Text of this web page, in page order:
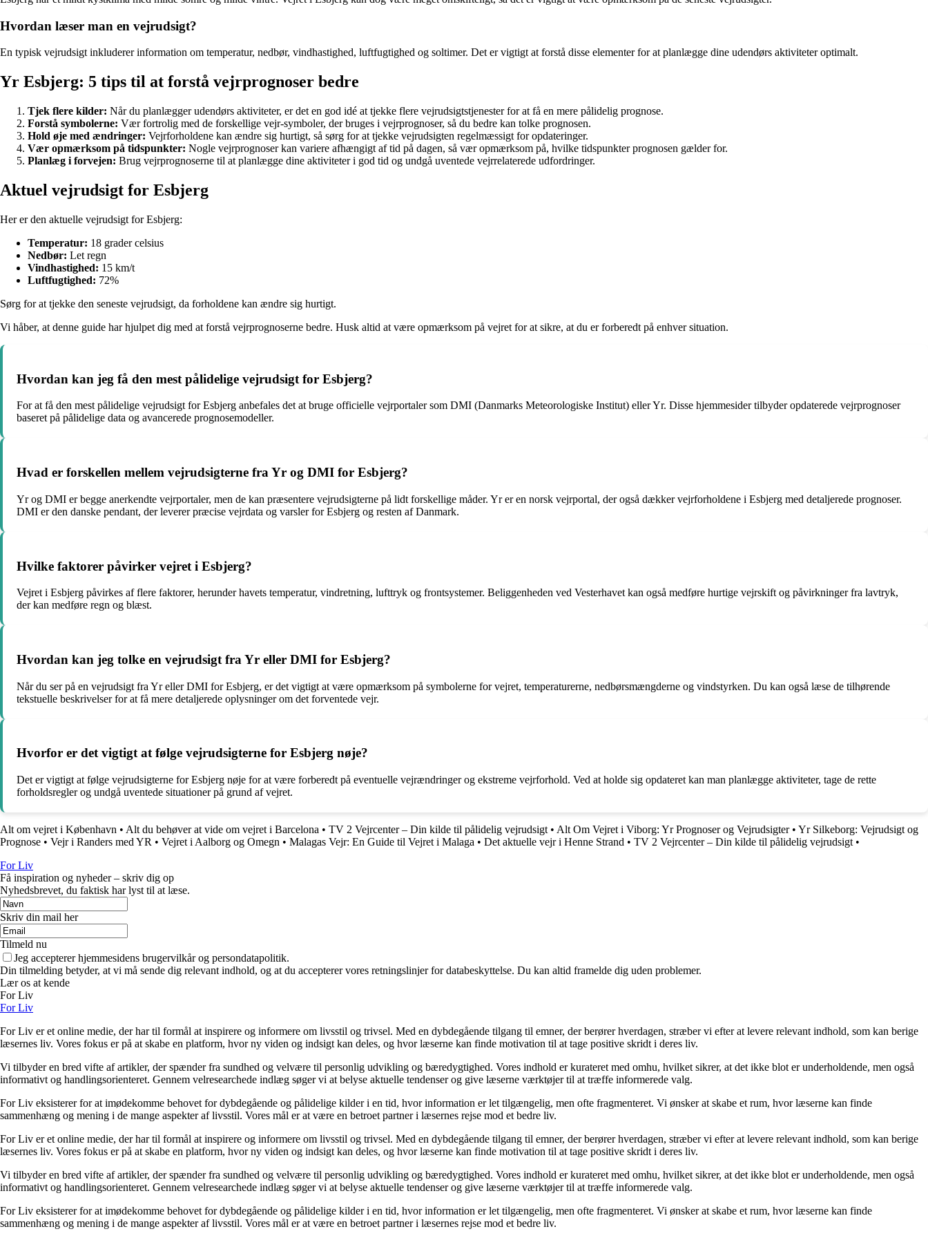
Hvordan læser man en vejrudsigt?
En typisk vejrudsigt inkluderer information om temperatur, nedbør, vindhastighed, luftfugtighed og soltimer. Det er vigtigt at forstå disse elementer for at planlægge dine udendørs aktiviteter optimalt.
Yr Esbjerg: 5 tips til at forstå vejrprognoser bedre
Tjek flere kilder: Når du planlægger udendørs aktiviteter, er det en god idé at tjekke flere vejrudsigtstjenester for at få en mere pålidelig prognose.
Forstå symbolerne: Vær fortrolig med de forskellige vejr-symboler, der bruges i vejrprognoser, så du bedre kan tolke prognosen.
Hold øje med ændringer: Vejrforholdene kan ændre sig hurtigt, så sørg for at tjekke vejrudsigten regelmæssigt for opdateringer.
Vær opmærksom på tidspunkter: Nogle vejrprognoser kan variere afhængigt af tid på dagen, så vær opmærksom på, hvilke tidspunkter prognosen gælder for.
Planlæg i forvejen: Brug vejrprognoserne til at planlægge dine aktiviteter i god tid og undgå uventede vejrrelaterede udfordringer.
Aktuel vejrudsigt for Esbjerg
Her er den aktuelle vejrudsigt for Esbjerg:
Temperatur: 18 grader celsius
Nedbør: Let regn
Vindhastighed: 15 km/t
Luftfugtighed: 72%
Sørg for at tjekke den seneste vejrudsigt, da forholdene kan ændre sig hurtigt.
Vi håber, at denne guide har hjulpet dig med at forstå vejrprognoserne bedre. Husk altid at være opmærksom på vejret for at sikre, at du er forberedt på enhver situation.
Hvordan kan jeg få den mest pålidelige vejrudsigt for Esbjerg?
For at få den mest pålidelige vejrudsigt for Esbjerg anbefales det at bruge officielle vejrportaler som DMI (Danmarks Meteorologiske Institut) eller Yr. Disse hjemmesider tilbyder opdaterede vejrprognoser
baseret på pålidelige data og avancerede prognosemodeller.
Hvad er forskellen mellem vejrudsigterne fra Yr og DMI for Esbjerg?
Yr og DMI er begge anerkendte vejrportaler, men de kan præsentere vejrudsigterne på lidt forskellige måder. Yr er en norsk vejrportal, der også dækker vejrforholdene i Esbjerg med detaljerede prognoser.
DMI er den danske pendant, der leverer præcise vejrdata og varsler for Esbjerg og resten af Danmark.
Hvilke faktorer påvirker vejret i Esbjerg?
Vejret i Esbjerg påvirkes af flere faktorer, herunder havets temperatur, vindretning, lufttryk og frontsystemer. Beliggenheden ved Vesterhavet kan også medføre hurtige vejrskift og påvirkninger fra lavtryk,
der kan medføre regn og blæst.
Hvordan kan jeg tolke en vejrudsigt fra Yr eller DMI for Esbjerg?
Når du ser på en vejrudsigt fra Yr eller DMI for Esbjerg, er det vigtigt at være opmærksom på symbolerne for vejret, temperaturerne, nedbørsmængderne og vindstyrken. Du kan også læse de tilhørende
tekstuelle beskrivelser for at få mere detaljerede oplysninger om det forventede vejr.
Hvorfor er det vigtigt at følge vejrudsigterne for Esbjerg nøje?
Det er vigtigt at følge vejrudsigterne for Esbjerg nøje for at være forberedt på eventuelle vejrændringer og ekstreme vejrforhold. Ved at holde sig opdateret kan man planlægge aktiviteter, tage de rette
forholdsregler og undgå uventede situationer på grund af vejret.
Alt om vejret i København • Alt du behøver at vide om vejret i Barcelona • TV 2 Vejrcenter – Din kilde til pålidelig vejrudsigt • Alt Om Vejret i Viborg: Yr Prognoser og Vejrudsigter• Yr Silkeborg: Vejrudsigt og
Prognose • Vejr i Randers med YR • Vejret i Aalborg og Omegn • Malagas Vejr: En Guide til Vejret i Malaga • Det aktuelle vejr i Henne Strand • TV 2 Vejrcenter – Din kilde til pålidelig vejrudsigt •
For Liv
Få inspiration og nyheder – skriv dig op
Nyhedsbrevet, du faktisk har lyst til at læse.
Skriv din mail her
Tilmeld nu
Jeg accepterer hjemmesidens brugervilkår og persondatapolitik.
Din tilmelding betyder, at vi må sende dig relevant indhold, og at du accepterer vores retningslinjer for databeskyttelse. Du kan altid framelde dig uden problemer.
Lær os at kende
For Liv
For Liv
For Liv er et online medie, der har til formål at inspirere og informere om livsstil og trivsel. Med en dybdegående tilgang til emner, der berører hverdagen, stræber vi efter at levere relevant indhold, som kan berige
læsernes liv. Vores fokus er på at skabe en platform, hvor ny viden og indsigt kan deles, og hvor læserne kan finde motivation til at tage positive skridt i deres liv.
Vi tilbyder en bred vifte af artikler, der spænder fra sundhed og velvære til personlig udvikling og bæredygtighed. Vores indhold er kurateret med omhu, hvilket sikrer, at det ikke blot er underholdende, men også
informativt og handlingsorienteret. Gennem velresearchede indlæg søger vi at belyse aktuelle tendenser og give læserne værktøjer til at træffe informerede valg.
For Liv eksisterer for at imødekomme behovet for dybdegående og pålidelige kilder i en tid, hvor information er let tilgængelig, men ofte fragmenteret. Vi ønsker at skabe et rum, hvor læserne kan finde
sammenhæng og mening i de mange aspekter af livsstil. Vores mål er at være en betroet partner i læsernes rejse mod et bedre liv.
For Liv er et online medie, der har til formål at inspirere og informere om livsstil og trivsel. Med en dybdegående tilgang til emner, der berører hverdagen, stræber vi efter at levere relevant indhold, som kan berige
læsernes liv. Vores fokus er på at skabe en platform, hvor ny viden og indsigt kan deles, og hvor læserne kan finde motivation til at tage positive skridt i deres liv.
Vi tilbyder en bred vifte af artikler, der spænder fra sundhed og velvære til personlig udvikling og bæredygtighed. Vores indhold er kurateret med omhu, hvilket sikrer, at det ikke blot er underholdende, men også
informativt og handlingsorienteret. Gennem velresearchede indlæg søger vi at belyse aktuelle tendenser og give læserne værktøjer til at træffe informerede valg.
For Liv eksisterer for at imødekomme behovet for dybdegående og pålidelige kilder i en tid, hvor information er let tilgængelig, men ofte fragmenteret. Vi ønsker at skabe et rum, hvor læserne kan finde
sammenhæng og mening i de mange aspekter af livsstil. Vores mål er at være en betroet partner i læsernes rejse mod et bedre liv.